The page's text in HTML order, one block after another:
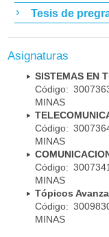
Tesis de
Asignaturas
SISTEMAS EN
Código:
MINAS
Código:
MINAS
Código:
MINAS
Tópicos
Código:
MINAS